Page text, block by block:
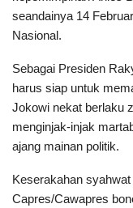
seandainya 14
Nasional.
Sebagai Presiden
harus siap untuk
Jokowi nekat berlaku
menginjak-injak
ajang mainan politik.
Keserakahan
Capres/Cawapres